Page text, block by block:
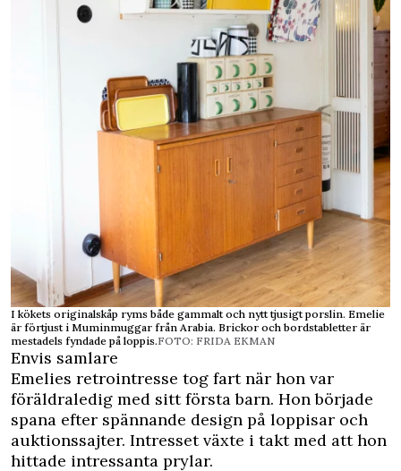
I kökets originalskåp ryms både gammalt och nytt tjusigt porslin. Emelie
är förtjust i Muminmuggar från Arabia. Brickor och bordstabletter är
mestadels fyndade på loppis.FOTO: FRIDA EKMAN
Envis samlare
Emelies retrointresse tog fart när hon var
föräldraledig med sitt första barn. Hon började
spana efter spännande design på loppisar och
auktionssajter. Intresset växte i takt med att hon
hittade intressanta prylar.